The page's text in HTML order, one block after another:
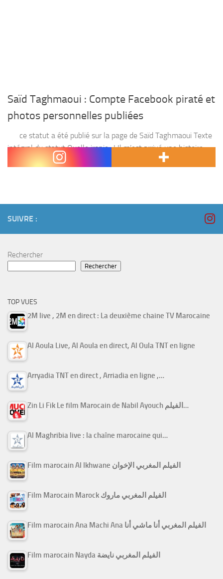
Saïd Taghmaoui : Compte Facebook piraté et
photos personnelles publiées
ce statut a été publié sur la page de Saïd Taghmaoui Texte
intégral du statut Quelle ironie ..! Il m’est arrivé une histoire
incroyable je sortais avec cette jeune demoiselle quand j’ai...
SUIVRE :
Rechercher
Rechercher
TOP VUES
2M live , 2M en direct : La deuxième chaine TV Marocaine
Al Aoula Live, Al Aoula en direct, Al Oula TNT en ligne
Arryadia TNT en direct , Arriadia en ligne ,…
Zin Li Fik Le film Marocain de Nabil Ayouch الفيلم…
Al Maghribia live : la chaîne marocaine qui…
Film marocain Al Ikhwane الفيلم المغربي الإخوان
Film Marocain Marock الفيلم المغربي ماروك
Film marocain Ana Machi Ana الفيلم المغربي أنا ماشي أنا
Film marocain Nayda الفيلم المغربي نايضة